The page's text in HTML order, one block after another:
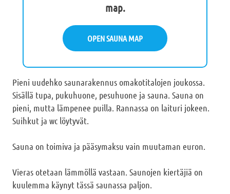
map.
OPEN SAUNA MAP
Pieni uudehko saunarakennus omakotitalojen joukossa.
Sisällä tupa, pukuhuone, pesuhuone ja sauna. Sauna on
pieni, mutta lämpenee puilla. Rannassa on laituri jokeen.
Suihkut ja wc löytyvät.
Sauna on toimiva ja pääsymaksu vain muutaman euron.
Vieras otetaan lämmöllä vastaan. Saunojen kiertäjiä on
kuulemma käynyt tässä saunassa paljon.